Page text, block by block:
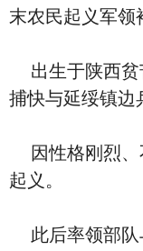
末农民起义军领
出生于陕西贫
捕快与延绥镇边
因性格刚烈、
起义。
此后率领部队